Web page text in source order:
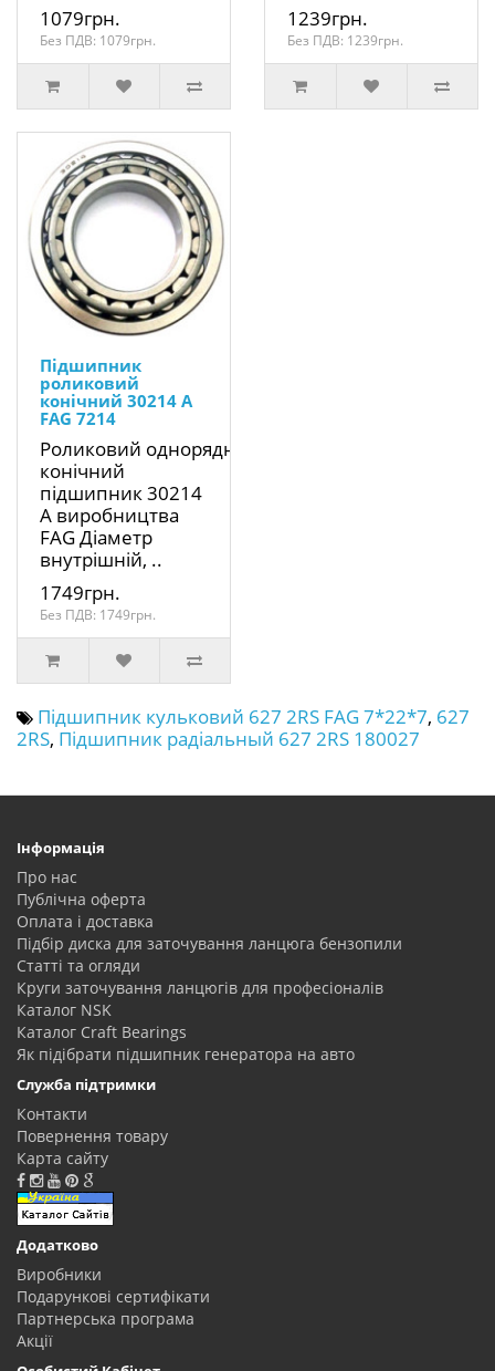
1079грн.
Без ПДВ: 1079грн.
1239грн.
Без ПДВ: 1239грн.
Підшипник
роликовий
конічний 30214 A
FAG 7214
Роликовий однорядний
конічний
підшипник 30214
A виробництва
FAG Діаметр
внутрішній, ..
1749грн.
Без ПДВ: 1749грн.
Підшипник кульковий 627 2RS FAG 7*22*7, 627
2RS, Підшипник радіальный 627 2RS 180027
Інформація
Про нас
Публічна оферта
Оплата і доставка
Підбір диска для заточування ланцюга бензопили
Статті та огляди
Круги заточування ланцюгів для професіоналів
Каталог NSK
Каталог Craft Bearings
Як підібрати підшипник генератора на авто
Служба підтримки
Контакти
Повернення товару
Карта сайту
Додатково
Виробники
Подарункові сертифікати
Партнерська програма
Акції